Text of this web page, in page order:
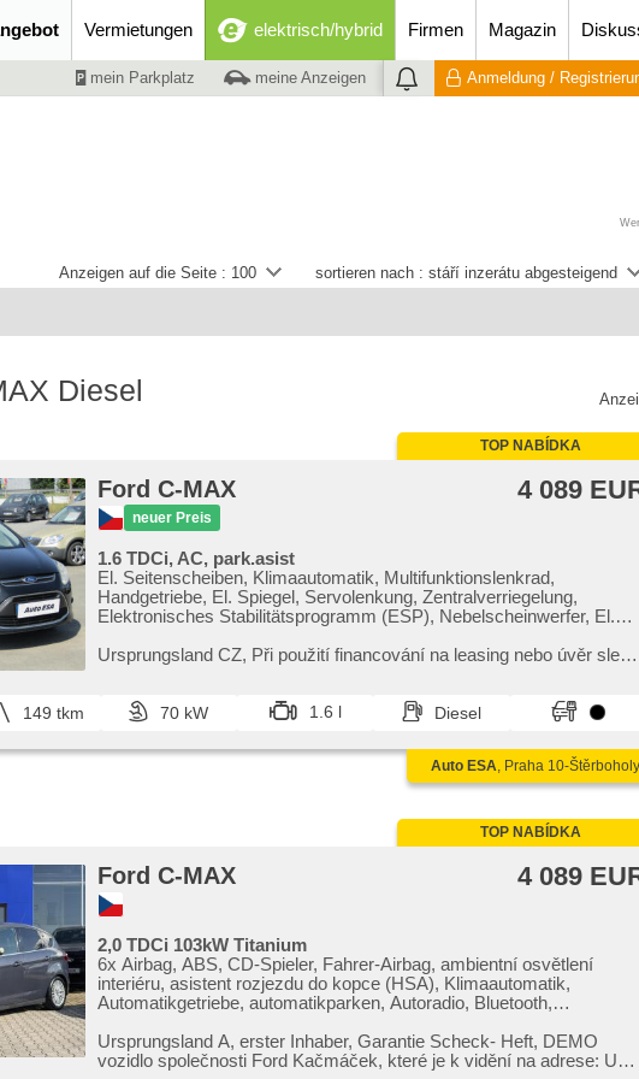
Vermietungen elektrisch/hybrid Firmen Magazin
mein Parkplatz meine Anzeigen Anmeldung /
sortieren nach : stáří inzerátu abgesteigend
Anzeigen auf die Seite : 100
Diesel
TOP NABÍDKA
Ford C-MAX
neuer Preis
4 089
1.6 TDCi, AC, park.asist
El. Seitenscheiben, Klimaautomatik, Multifunktionslenkrad,
Handgetriebe, El. Spiegel, Servolenkung, Zentralverriegelung,
Elektronisches Stabilitätsprogramm (ESP), Nebelscheinwerfer, El.
senzory zadní, isofix, Wegfahrsperre, 6x Airbag
Ursprungsland CZ,​ Při použití financování na leasing nebo úvěr sleva
149 tkm 70 kW 1.6 l Diesel
Auto ESA, Praha 10-Štěrboholy
TOP NABÍDKA
Ford C-MAX 4 089
2,0 TDCi 103kW Titanium
6x Airbag, ABS, CD-Spieler, Fahrer-Airbag, ambientní osvětlení
interiéru, asistent rozjezdu do kopce (HSA), Klimaautomatik,
Automatikgetriebe, automatikparken, Autoradio, Bluetooth,
täglich Leuchten, 2-Zonen Klimaanlage, El. Seitenscheiben, El.
Klappspiegel, El. Anlasser, El. Spiegel, hands free, Wegfahrsperre,
Ursprungsland A,​ erster Inhaber,​ Garantie Scheck​- Heft,​ DEMO
vozidlo společnosti Ford Kačmáček,​ které je k vidění na adrese: U